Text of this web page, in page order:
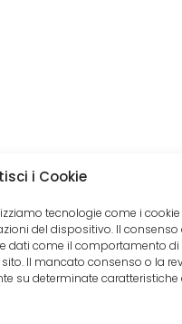
i Cookie
tecnologie come i
del dispositivo. Il consenso
dati come il comportamento di
Il mancato consenso o la
su determinate caratteristiche